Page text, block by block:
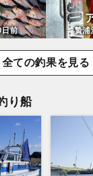
日前 贄浦
全ての釣果を見る
り船